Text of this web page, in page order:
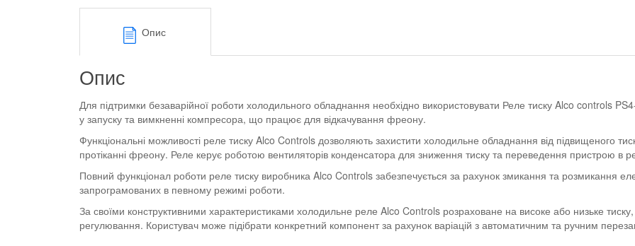
Опис
Опис
Для підтримки безаварійної роботи холодильного обладнання необхідно використовувати Реле тиску Alco controls
у запуску та вимкненні компресора, що працює для відкачування фреону.
Функціональні можливості реле тиску Alco Controls дозволяють захистити холодильне обладнання від підвищеного
протіканні фреону. Реле керує роботою вентиляторів конденсатора для зниження тиску та переведення пристрою в
Повний функціонал роботи реле тиску виробника Alco Controls забезпечується за рахунок змикання та розмикання
запрограмованих в певному режимі роботи.
За своїми конструктивними характеристиками холодильне реле Alco Controls розраховане на високе або низьке
регулювання. Користувач може підібрати конкретний компонент за рахунок варіацій з автоматичним та ручним